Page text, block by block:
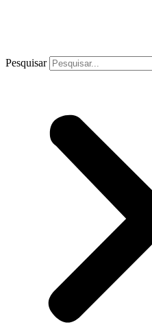
Pesquisar